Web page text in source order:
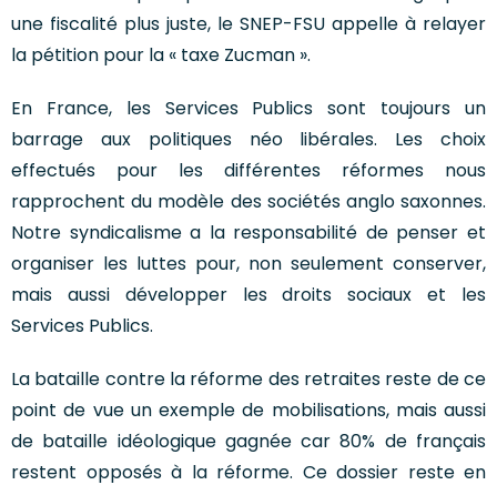
une fiscalité plus juste, le SNEP-FSU appelle à relayer
la pétition pour la « taxe Zucman ».
En France, les Services Publics sont toujours un
barrage aux politiques néo libérales. Les choix
effectués pour les différentes réformes nous
rapprochent du modèle des sociétés anglo saxonnes.
Notre syndicalisme a la responsabilité de penser et
organiser les luttes pour, non seulement conserver,
mais aussi développer les droits sociaux et les
Services Publics.
La bataille contre la réforme des retraites reste de ce
point de vue un exemple de mobilisations, mais aussi
de bataille idéologique gagnée car 80% de français
restent opposés à la réforme. Ce dossier reste en